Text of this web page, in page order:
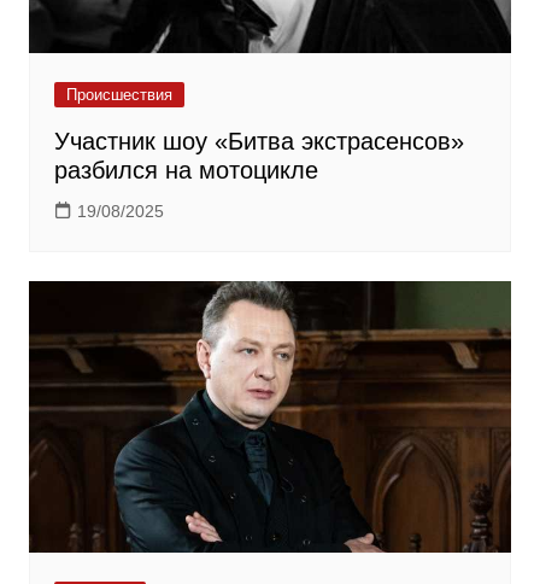
Происшествия
Участник шоу «Битва экстрасенсов»
разбился на мотоцикле
19/08/2025